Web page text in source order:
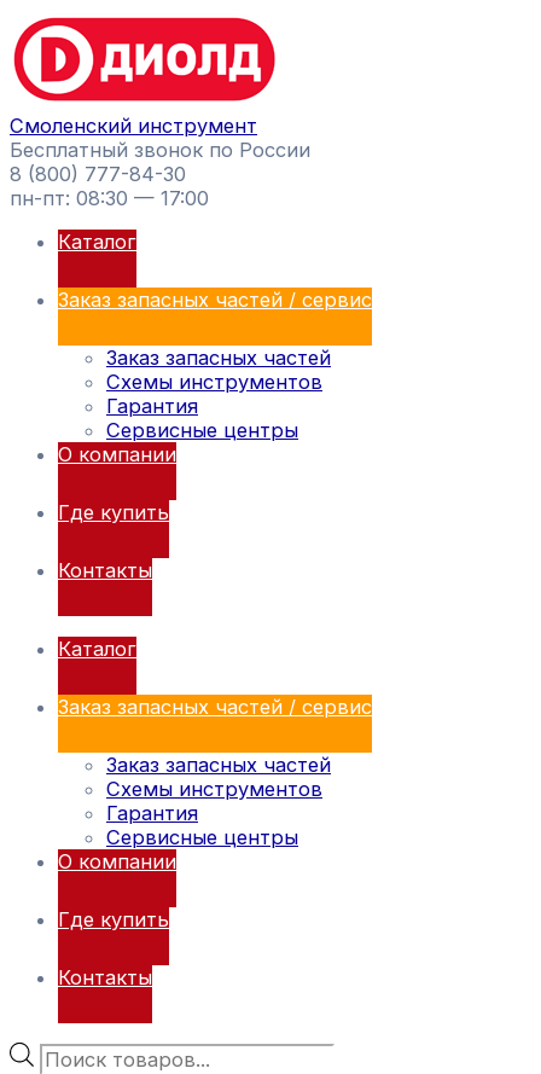
Перейти
к
содержимому
Смоленский инструмент
Бесплатный звонок по России
8 (800) 777-84-30
пн-пт: 08:30 — 17:00
Каталог
Заказ запасных частей / сервис
Заказ запасных частей
Схемы инструментов
Гарантия
Сервисные центры
О компании
Где купить
Контакты
Каталог
Заказ запасных частей / сервис
Заказ запасных частей
Схемы инструментов
Гарантия
Сервисные центры
О компании
Где купить
Контакты
Поиск
товаров